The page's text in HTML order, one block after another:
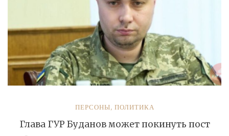
ПЕРСОНЫ, ПОЛИТИКА
Глава ГУР Буданов может покинуть пост